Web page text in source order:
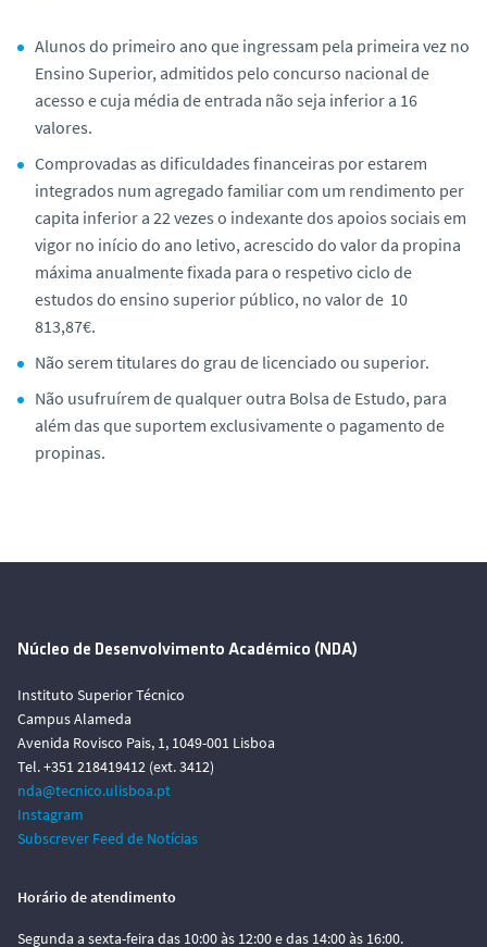
Alunos do primeiro ano que ingressam pela primeira vez no
Ensino Superior, admitidos pelo concurso nacional de
acesso e cuja média de entrada não seja inferior a 16
valores.
Comprovadas as dificuldades financeiras por estarem
integrados num agregado familiar com um rendimento per
capita inferior a 22 vezes o indexante dos apoios sociais em
vigor no início do ano letivo, acrescido do valor da propina
máxima anualmente fixada para o respetivo ciclo de
estudos do ensino superior público, no valor de 10
813,87€.
Não serem titulares do grau de licenciado ou superior.
Não usufruírem de qualquer outra Bolsa de Estudo, para
além das que suportem exclusivamente o pagamento de
propinas.
Núcleo de Desenvolvimento Académico (NDA)
Instituto Superior Técnico
Campus Alameda
Avenida Rovisco Pais, 1, 1049-001 Lisboa
Tel. +351 218419412 (ext. 3412)
nda@tecnico.ulisboa.pt
Instagram
Subscrever Feed de Notícias
Horário de atendimento
Segunda a sexta-feira das 10:00 às 12:00 e das 14:00 às 16:00.